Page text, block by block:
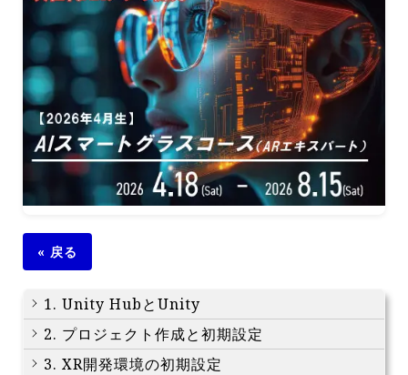
« 戻る
1. Unity HubとUnity
2. プロジェクト作成と初期設定
3. XR開発環境の初期設定